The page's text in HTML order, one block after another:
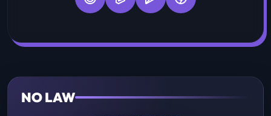
NO LAW